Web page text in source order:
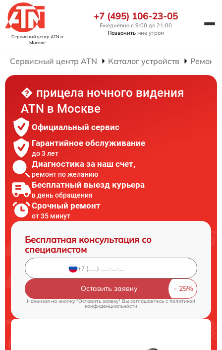
Сервисный центр ATN в
Москве
+7 (495) 106-23-05
Ежедневно с 9:00 до 21:00
Позвонить мне утром
Сервисный центр ATN Каталог устройств Ремонт
� прицела ночного видения
ATN в Москве
Официальный сервис
Гарантийное обслуживание
до 3 лет
Диагностика за наш счет,
ремонт по желанию
Бесплатный выезд курьера
в день обращения
Срочный ремонт
от 35 минут
Бесплатная консультация со
специалистом
Оставить заявку
Нажимая на кнопку "Оставить заявку" Вы соглашаетесь cполитикой
конфиденциальности